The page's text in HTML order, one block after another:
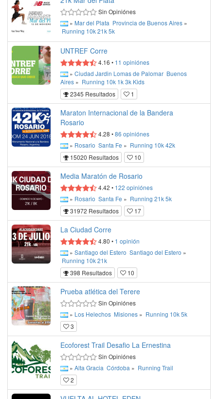
Sin Opiniónes
» Mar del Plata Provincia de Buenos Aires »
Running 10k21k5k
UNTREF Corre
4.16 • 11 opiniónes
» Ciudad Jardin Lomas de Palomar Buenos
Aires » Running 10k 1k3k Kids
2345 Resultados
1
Maraton Internacional de la Bandera
Rosario
4.28 •86 opiniónes
» Rosario Santa Fe » Running 10k42k
15020 Resultados
10
Media Maratón de Rosario
4.42 • 122 opiniónes
» Rosario Santa Fe » Running 21k5k
31972 Resultados
17
La Ciudad Corre
4.80 • 1 opinión
» Santiago del Estero Santiago del Estero »
Running 10k21k
398 Resultados
10
Prueba atlética del Terere
Sin Opiniónes
» Los Helechos Misiones » Running 10k5k
3
Ecoforest Trail Desafio La Ernestina
Sin Opiniónes
» Alta Gracia Córdoba » Running Trail
2